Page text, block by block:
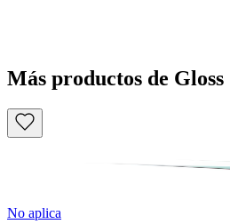
Más productos de Gloss
No aplica